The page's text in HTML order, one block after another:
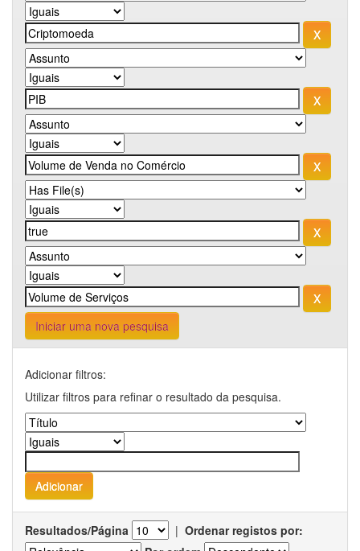
Iniciar uma nova pesquisa
Adicionar filtros:
Utilizar filtros para refinar o resultado da pesquisa.
Resultados/Página | Ordenar registos por: